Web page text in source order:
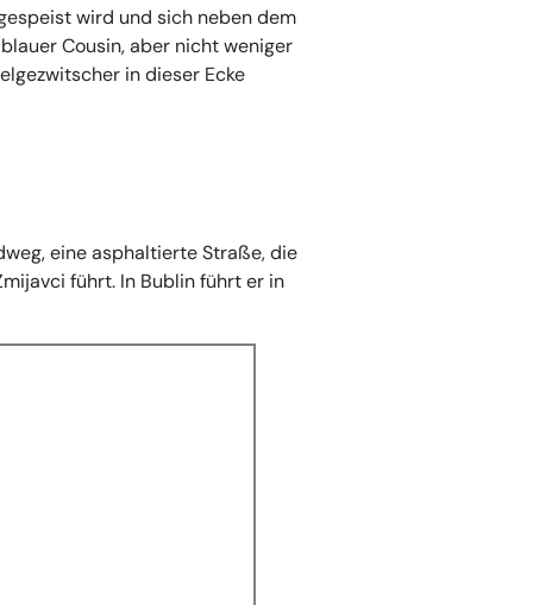
wird und sich neben dem
Cousin, aber nicht weniger
in dieser Ecke
eine asphaltierte Straße, die
führt. In Bublin führt er in